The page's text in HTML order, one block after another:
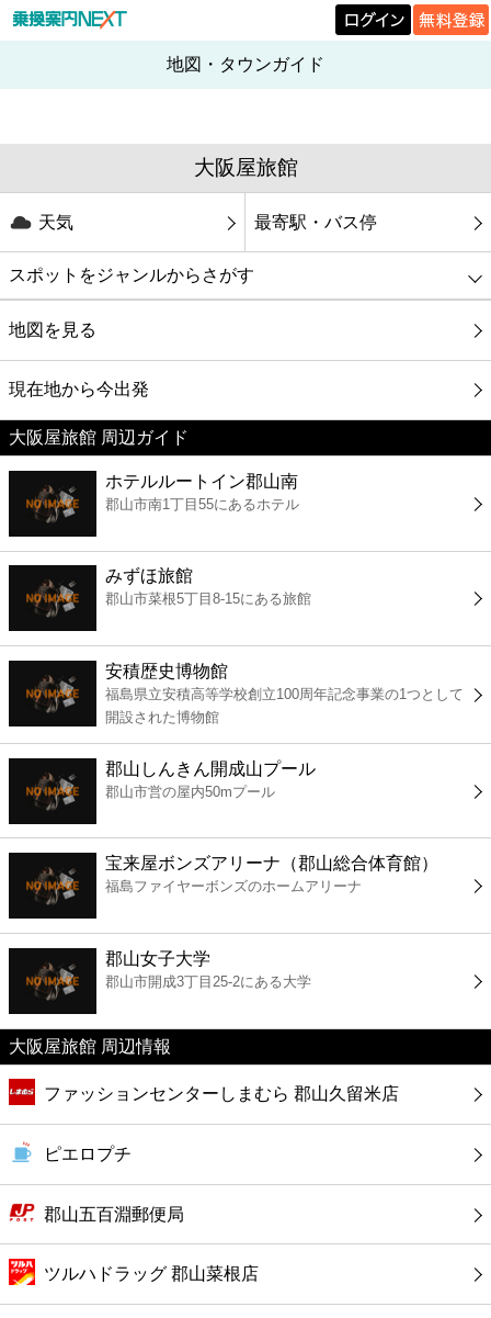
地図・タウンガイド
大阪屋旅館
天気 最寄駅・バス停
スポットをジャンルからさがす
グルメ
映画
美容
コンビニ
薬局
スーパー
エンタメ
レジャー
書店
ファミレス
カフェ
ショッピング
銀行
公共
病院
ホテル
地図を見る
現在地から今出発
大阪屋旅館 周辺ガイド
ホテルルートイン郡山南
郡山市南1丁目55にあるホテル
みずほ旅館
郡山市菜根5丁目8-15にある旅館
安積歴史博物館
福島県立安積高等学校創立100周年記念事業の1つとして
開設された博物館
郡山しんきん開成山プール
郡山市営の屋内50mプール
宝来屋ボンズアリーナ（郡山総合体育館）
福島ファイヤーボンズのホームアリーナ
郡山女子大学
郡山市開成3丁目25-2にある大学
大阪屋旅館 周辺情報
ファッションセンターしまむら 郡山久留米店
ピエロプチ
郡山五百淵郵便局
ツルハドラッグ 郡山菜根店